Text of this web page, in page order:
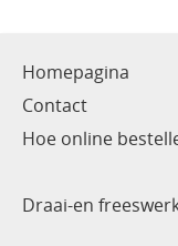
Homepagina
Contact
Hoe online
Draai-en